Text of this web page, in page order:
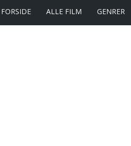
FORSIDE ALLE FILM GENRER